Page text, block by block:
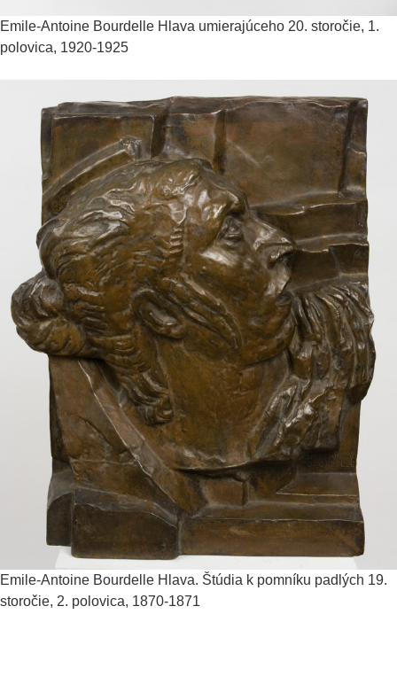
Emile-Antoine Bourdelle Hlava umierajúceho 20. storočie, 1.
polovica, 1920-1925
Emile-Antoine Bourdelle Hlava. Štúdia k pomníku padlých 19.
storočie, 2. polovica, 1870-1871